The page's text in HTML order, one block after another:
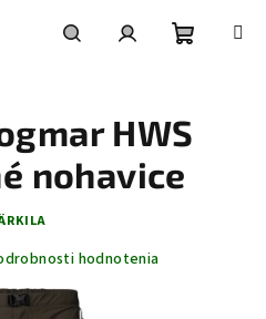
košík
HWS
nohavice
hodnotenia